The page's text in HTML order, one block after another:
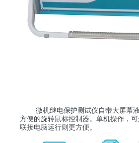
微机继电保护测试仪自带大屏幕
方便的旋转鼠标控制器。单机操作，
联接电脑运行则更方便。